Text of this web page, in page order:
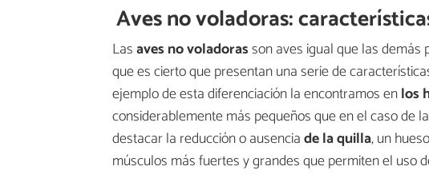
Aves no voladoras:
Lasaves no voladorasson aves igual que las demás
que es cierto que presentan una serie de
ejemplo de esta diferenciación la encontramos enlos
considerablemente más pequeños que en el caso de
destacar la reducción o ausenciade la quilla, un
músculos más fuertes y grandes que permiten el uso